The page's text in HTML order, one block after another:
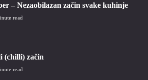
– Nezaobilazan začin svake kuhinje
read
(chilli) začin
read